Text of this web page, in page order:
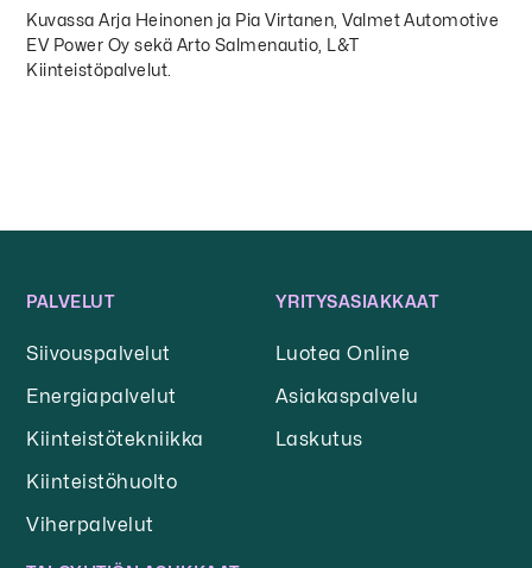
Kuvassa Arja Heinonen ja Pia Virtanen, Valmet Automotive
EV Power Oy sekä Arto Salmenautio, L&T
Kiinteistöpalvelut.
PALVELUT
Siivouspalvelut
Energiapalvelut
Kiinteistötekniikka
Kiinteistöhuolto
Viherpalvelut
YRITYSASIAKKAAT
Luotea Online
Asiakaspalvelu
Laskutus